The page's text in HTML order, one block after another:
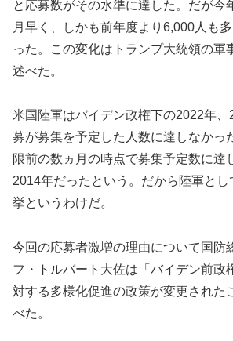
と応募数がその水準に達した。だが今
月早く、しかも前年度より6,000人も
った。この変化はトランプ大統領の軍
述べた。
米国陸軍はバイデン政権下の2022年
募が募集を予定した人数に達しなかっ
限前の数ヵ月の時点で募集予定数に達
2014年だったという。だから陸軍と
挙というわけだ。
今回の応募者激増の理由について国防
フ・トルバート大佐は「バイデン前政
対する多様化促進の政策が変更された
べた。